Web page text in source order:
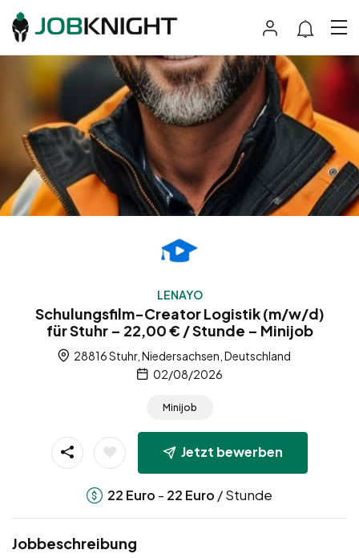
LENAYO
Schulungsfilm-Creator Logistik (m/w/d)
für Stuhr – 22,00 € / Stunde – Minijob
28816 Stuhr, Niedersachsen, Deutschland
02/08/2026
Minijob
Jetzt bewerben
22 Euro - 22 Euro / Stunde
Jobbeschreibung